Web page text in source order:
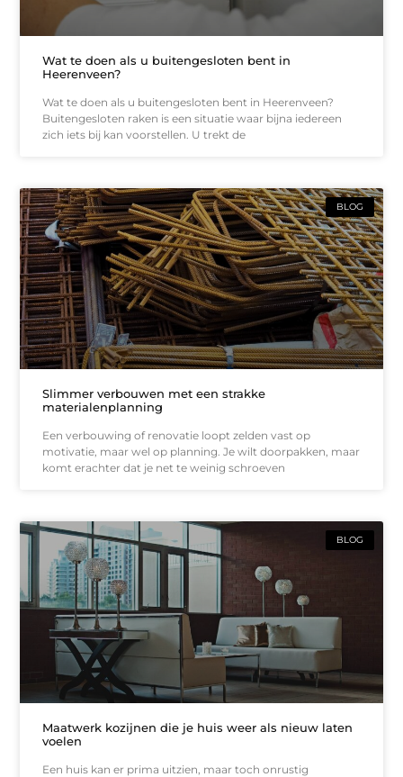
Wat te doen als u buitengesloten bent in
Heerenveen?
Wat te doen als u buitengesloten bent in Heerenveen?
Buitengesloten raken is een situatie waar bijna iedereen
zich iets bij kan voorstellen. U trekt de
BLOG
Slimmer verbouwen met een strakke
materialenplanning
Een verbouwing of renovatie loopt zelden vast op
motivatie, maar wel op planning. Je wilt doorpakken, maar
komt erachter dat je net te weinig schroeven
BLOG
Maatwerk kozijnen die je huis weer als nieuw laten
voelen
Een huis kan er prima uitzien, maar toch onrustig